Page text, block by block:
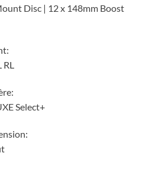
Disc | 12 x 148mm Boost
RL
Select+